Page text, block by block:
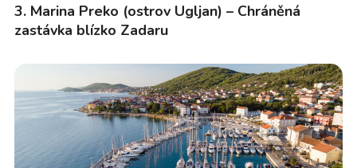
3. Marina Preko (ostrov Ugljan) – Chráněná
zastávka blízko Zadaru